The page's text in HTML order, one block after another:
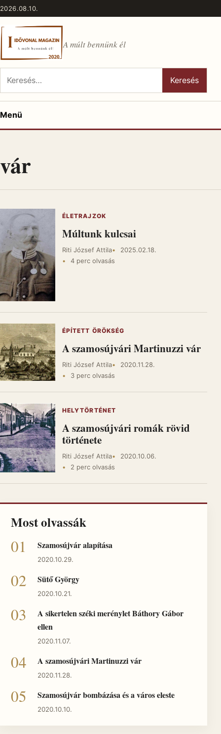
Ugrás a tartalomhoz
2026.08.10.
A múlt bennünk él
Keresés:
Keresés
Menü
vár
ÉLETRAJZOK
Múltunk kulcsai
Riti József Attila
2025.02.18.
4 perc olvasás
ÉPÍTETT ÖRÖKSÉG
A szamosújvári Martinuzzi vár
Riti József Attila
2020.11.28.
3 perc olvasás
HELYTÖRTÉNET
A szamosújvári romák rövid
története
Riti József Attila
2020.10.06.
2 perc olvasás
Most olvassák
Szamosújvár alapítása
2020.10.29.
Sütő György
2020.10.21.
A sikertelen széki merénylet Báthory Gábor
ellen
2020.11.07.
A szamosújvári Martinuzzi vár
2020.11.28.
Szamosújvár bombázása és a város eleste
2020.10.10.